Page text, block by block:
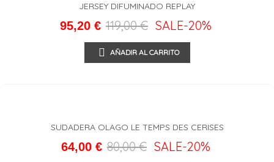
JERSEY DIFUMINADO REPLAY
95,20 € 119,00 € SALE-20%
AÑADIR AL CARRITO
SUDADERA OLAGO LE TEMPS DES CERISES
64,00 € 80,00 € SALE-20%